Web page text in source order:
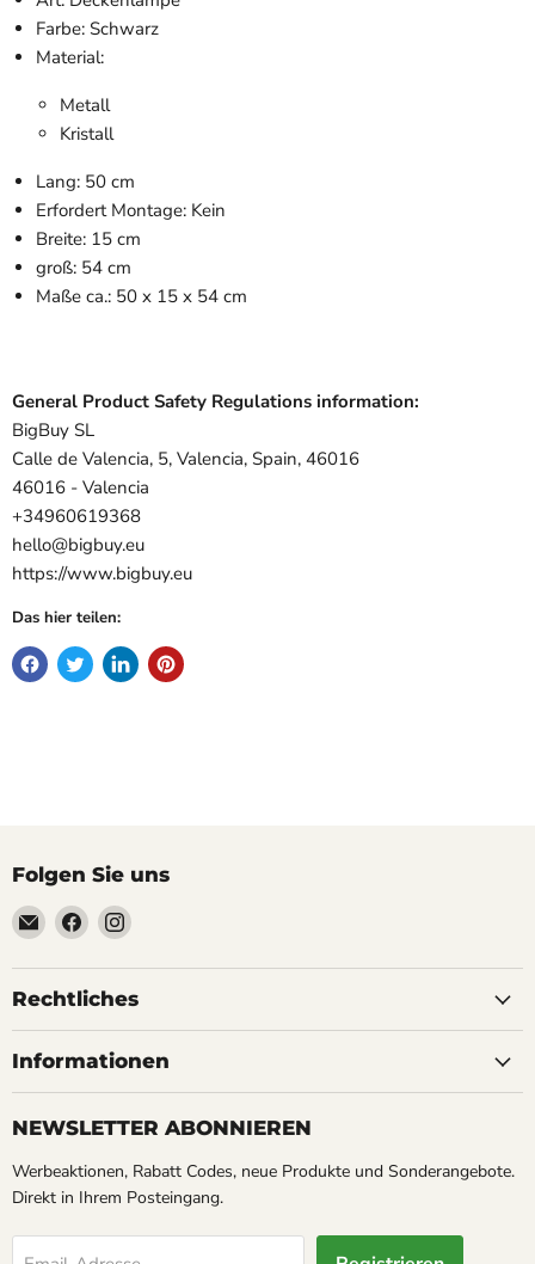
Farbe: Schwarz
Material:
Metall
Kristall
Lang: 50 cm
Erfordert Montage: Kein
Breite: 15 cm
groß: 54 cm
Maße ca.: 50 x 15 x 54 cm
General Product Safety Regulations information:
BigBuy SL
Calle de Valencia, 5, Valencia, Spain, 46016
46016 - Valencia
+34960619368
hello@bigbuy.eu
https://www.bigbuy.eu
Das hier teilen:
Folgen Sie uns
Email
Soyoucheck
Großvertrieb
&
Finden
Sie
uns
auf
Finden
uns
auf
Rechtliches
Informationen
NEWSLETTER ABONNIEREN
Werbeaktionen, Rabatt Codes, neue Produkte und Sonderangebote.
Direkt in Ihrem Posteingang.